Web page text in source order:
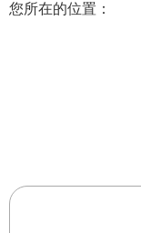
您所在的位置：